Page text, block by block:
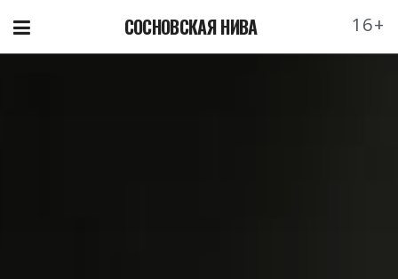
СОСНОВСКАЯ НИВА 16+